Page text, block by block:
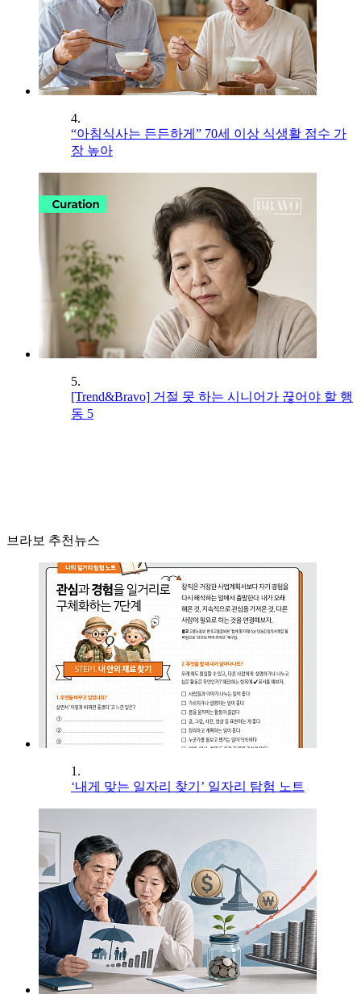
4.
“아침식사는 든든하게” 70세 이상 식생활 점수 가
장 높아
5.
[Trend&Bravo] 거절 못 하는 시니어가 끊어야 할 행
동 5
브라보 추천뉴스
1.
‘내게 맞는 일자리 찾기’ 일자리 탐험 노트